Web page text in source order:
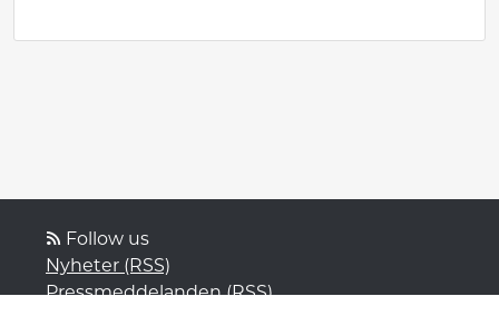
Follow us
Nyheter (RSS)
Pressmeddelanden (RSS)